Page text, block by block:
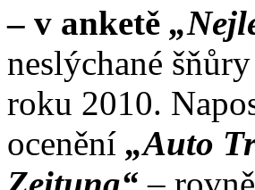
– v anketě
neslýchané
roku 2010.
ocenění „Auto